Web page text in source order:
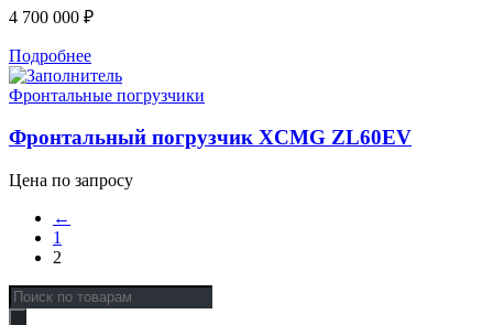
4 700 000 ₽
Подробнее
Фронтальные погрузчики
Фронтальный погрузчик XCMG ZL60EV
Цена по запросу
←
1
2
Поиск
товаров